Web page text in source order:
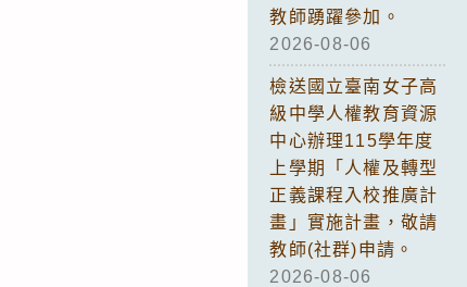
教師踴躍參加。
2026-08-06
檢送國立臺南女子高
級中學人權教育資源
中心辦理115學年度
上學期「人權及轉型
正義課程入校推廣計
畫」實施計畫，敬請
教師(社群)申請。
2026-08-06